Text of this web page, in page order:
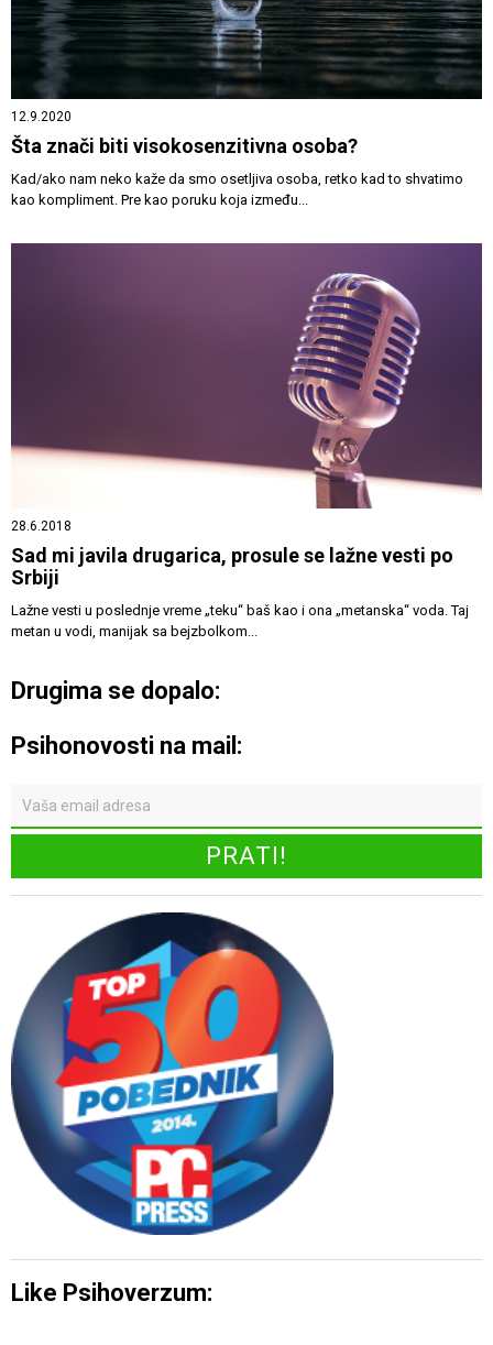
12.9.2020
Šta znači biti visokosenzitivna osoba?
Kad/ako nam neko kaže da smo osetljiva osoba, retko kad to shvatimo
kao kompliment. Pre kao poruku koja između...
28.6.2018
Sad mi javila drugarica, prosule se lažne vesti po
Srbiji
Lažne vesti u poslednje vreme „teku“ baš kao i ona „metanska“ voda. Taj
metan u vodi, manijak sa bejzbolkom...
Drugima se dopalo:
Psihonovosti na mail:
Like Psihoverzum: